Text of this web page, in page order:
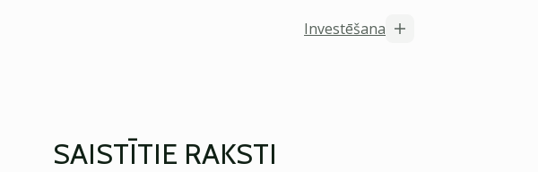
Investēšana
SAISTĪTIE RAKSTI